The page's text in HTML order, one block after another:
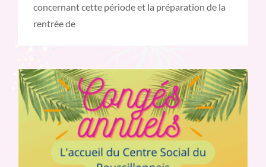
concernant cette période et la préparation de la
rentrée de